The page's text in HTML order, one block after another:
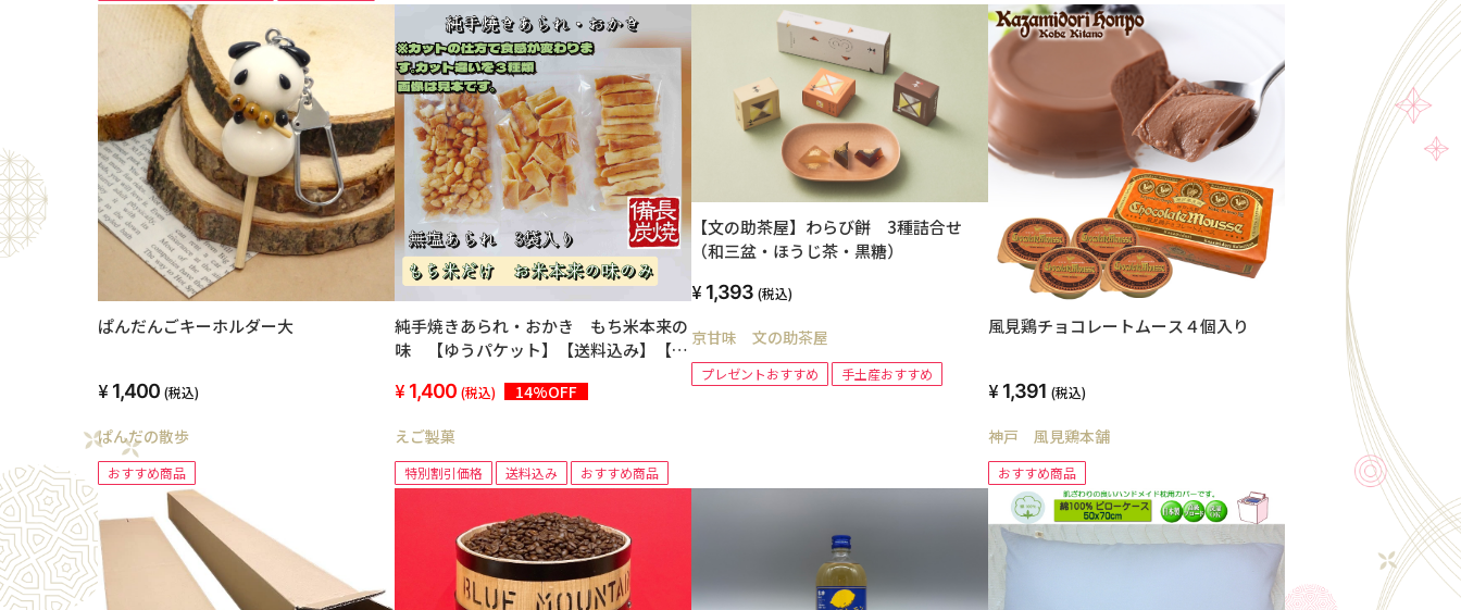
ぱんだんごキーホルダー大
1,400 (税込)
ぱんだの散歩
おすすめ商品
純手焼きあられ・おかき もち米本来の
味 【ゆうパケット】【送料込み】【お
1,400 (税込) 14%OFF
えご製菓
特別割引価格 送料込み おすすめ商品
【文の助茶屋】わらび餅 3種詰合せ
（和三盆・ほうじ茶・黒糖）
1,393 (税込)
京甘味 文の助茶屋
プレゼントおすすめ 手土産おすすめ
風見鶏チョコレートムース４個入り
1,391 (税込)
神戸 風見鶏本舗
おすすめ商品